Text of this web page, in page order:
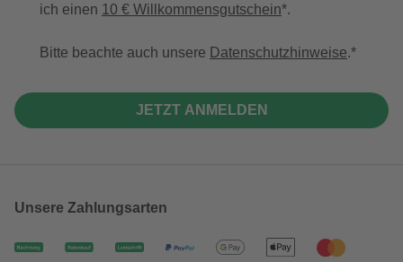
ich einen 10 € Willkommensgutschein*.
Bitte beachte auch unsere Datenschutzhinweise.
JETZT ANMELDEN
Unsere Zahlungsarten